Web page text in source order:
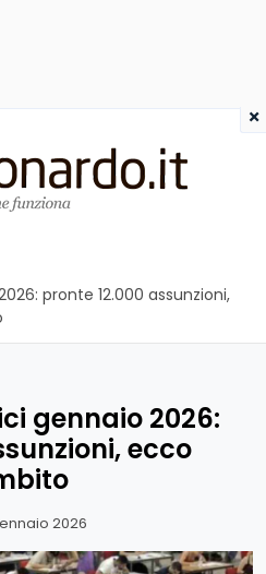
pronte 12.000 assunzioni,
gennaio 2026:
ecco
2026
×